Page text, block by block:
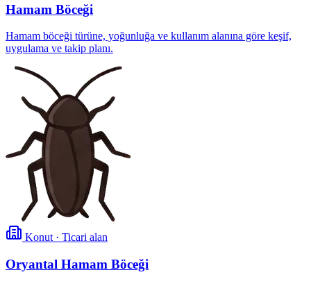
Hamam Böceği
Hamam böceği türüne, yoğunluğa ve kullanım alanına göre keşif,
uygulama ve takip planı.
Konut · Ticari alan
Oryantal Hamam Böceği